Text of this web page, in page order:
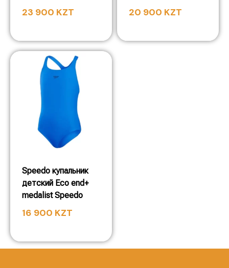
23 900 KZT 20 900 KZT
Speedo купальник
детский Eco end+
medalist Speedo
16 900 KZT